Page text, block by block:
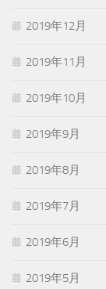
2019年12月
2019年11月
2019年10月
2019年9月
2019年8月
2019年7月
2019年6月
2019年5月